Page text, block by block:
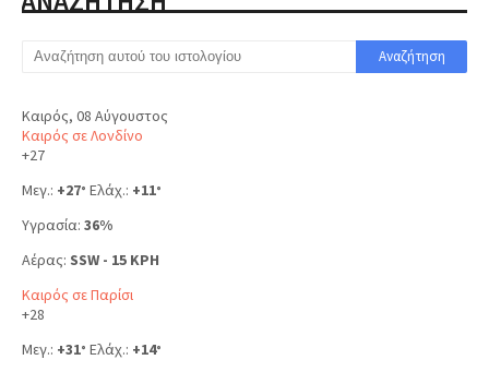
Καιρός, 08 Αύγουστος
Καιρός σε Λονδίνο
+27
Μεγ.: +27° Ελάχ.: +11°
Υγρασία: 36%
Αέρας: SSW - 15 KPH
Καιρός σε Παρίσι
+28
Μεγ.: +31° Ελάχ.: +14°